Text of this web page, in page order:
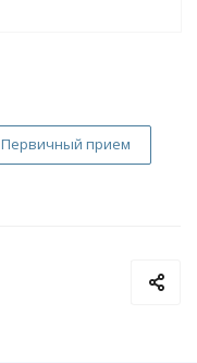
Первичный прием